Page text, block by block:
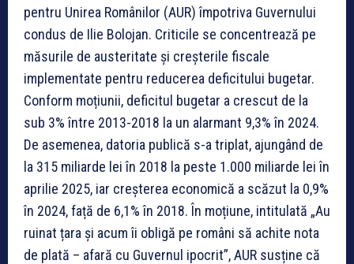
pentru Unirea Românilor (AUR) împotriva Guvernului
condus de Ilie Bolojan. Criticile se concentrează pe
măsurile de austeritate și creșterile fiscale
implementate pentru reducerea deficitului bugetar.
Conform moțiunii, deficitul bugetar a crescut de la
sub 3% între 2013-2018 la un alarmant 9,3% în 2024.
De asemenea, datoria publică s-a triplat, ajungând de
la 315 miliarde lei în 2018 la peste 1.000 miliarde lei în
aprilie 2025, iar creșterea economică a scăzut la 0,9%
în 2024, față de 6,1% în 2018. În moțiune, intitulată „Au
ruinat țara și acum îi obligă pe români să achite nota
de plată – afară cu Guvernul ipocrit”, AUR susține că